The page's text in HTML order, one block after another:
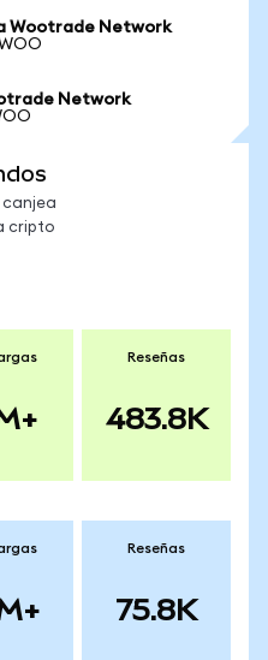
Wootrade Network
Network
canjea
cripto
Reseñas
483.8K
Reseñas
75.8K